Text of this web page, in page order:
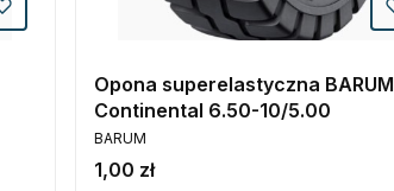
Opona superelastyczna BARUM
Continental 6.50-10/5.00
PRODUCENT
BARUM
Cena
1,00 zł